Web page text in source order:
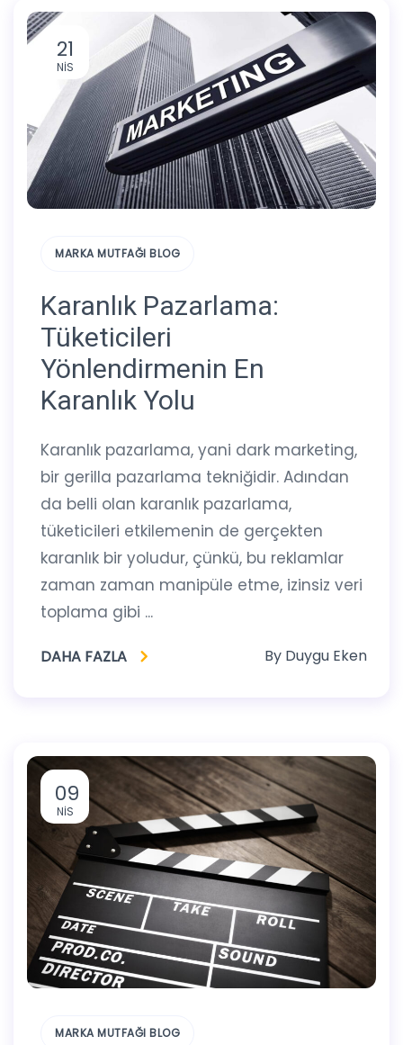
21
NIS
MARKA MUTFAĞI BLOG
Karanlık Pazarlama:
Tüketicileri
Yönlendirmenin En
Karanlık Yolu
Karanlık pazarlama, yani dark marketing,
bir gerilla pazarlama tekniğidir. Adından
da belli olan karanlık pazarlama,
tüketicileri etkilemenin de gerçekten
karanlık bir yoludur, çünkü, bu reklamlar
zaman zaman manipüle etme, izinsiz veri
toplama gibi ...
DAHA FAZLA By Duygu Eken
09
NIS
MARKA MUTFAĞI BLOG